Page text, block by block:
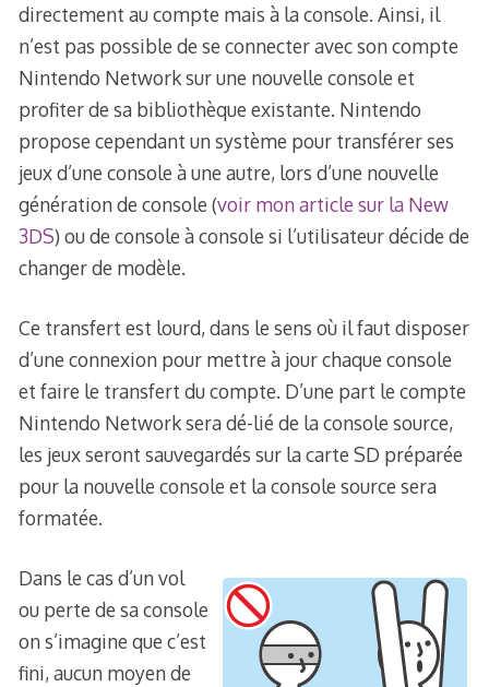
directement au compte mais à la console. Ainsi, il
n’est pas possible de se connecter avec son compte
Nintendo Network sur une nouvelle console et
profiter de sa bibliothèque existante. Nintendo
propose cependant un système pour transférer ses
jeux d’une console à une autre, lors d’une nouvelle
génération de console (voir mon article sur la New
3DS) ou de console à console si l’utilisateur décide de
changer de modèle.
Ce transfert est lourd, dans le sens où il faut disposer
d’une connexion pour mettre à jour chaque console
et faire le transfert du compte. D’une part le compte
Nintendo Network sera dé-lié de la console source,
les jeux seront sauvegardés sur la carte SD préparée
pour la nouvelle console et la console source sera
formatée.
Dans le cas d’un vol
ou perte de sa console
on s’imagine que c’est
fini, aucun moyen de